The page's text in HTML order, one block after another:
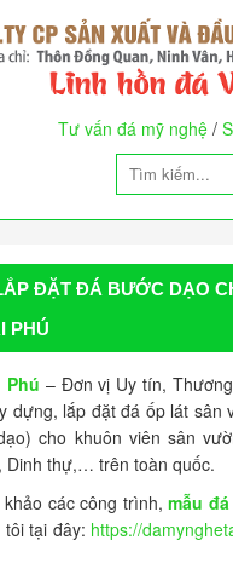
Tư vấn đá mỹ nghệ /
ĐẶT ĐÁ BƯỚC DẠO
PHÚ
Phú – Đơn vị Uy tín,
dựng, lắp đặt đá ốp lát sân
cho khuôn viên sân
Dinh thự,… trên toàn quốc.
khảo các công trình,mẫu
tại đây: https://